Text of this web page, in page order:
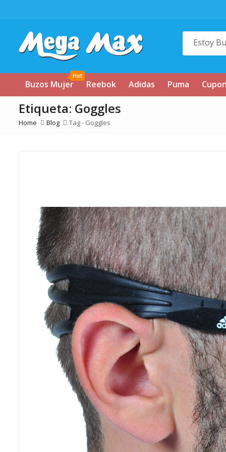
Buzos Mujer
Hot
Reebok Adidas Puma
Etiqueta: Goggles
Home Blog Tag - Goggles